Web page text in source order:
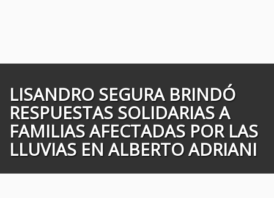
LISANDRO SEGURA BRINDÓ
RESPUESTAS SOLIDARIAS A
FAMILIAS AFECTADAS POR LAS
LLUVIAS EN ALBERTO ADRIANI